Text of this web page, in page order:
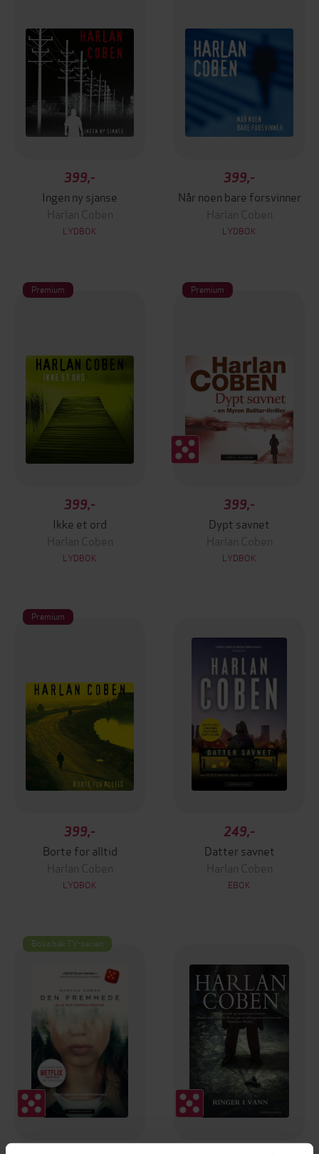
399,-
Ingen ny sjanse
Harlan Coben
LYDBOK
399,-
Når noen bare forsvinner
Harlan Coben
LYDBOK
Premium
399,-
Ikke et ord
Harlan Coben
LYDBOK
Premium
399,-
Dypt savnet
Harlan Coben
LYDBOK
Premium
399,-
Borte for alltid
Harlan Coben
LYDBOK
249,-
Datter savnet
Harlan Coben
EBOK
Boka bak TV-serien